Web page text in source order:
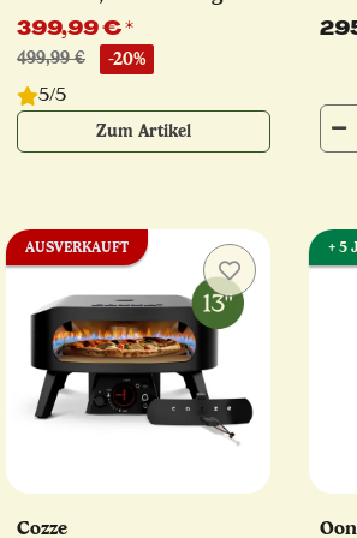
399,99 €*
499,99 € -20%
5/5
Zum Artikel
AUSVERKAUFT
Cozze
+ 5